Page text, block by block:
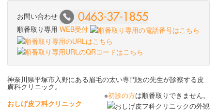
お問い合わせ
順番取り専用 WEB受付
神奈川県平塚市入野にある眉毛の太い専門医の先生が診察する皮
膚科クリニック。
※初診の方は順番取りできません。
おしげ皮フ科クリニック